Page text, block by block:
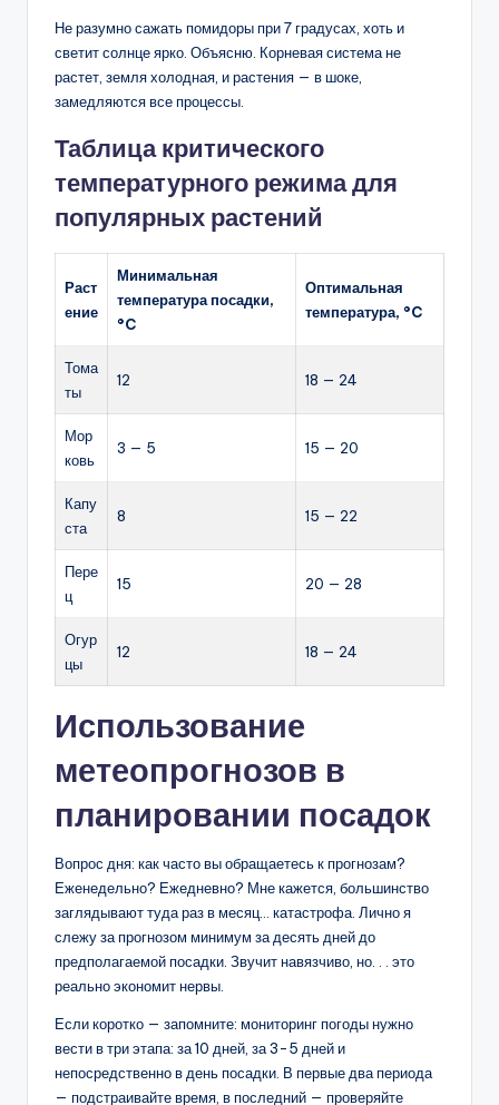
Не разумно сажать помидоры при 7 градусах, хоть и
светит солнце ярко. Объясню. Корневая система не
растет, земля холодная, и растения — в шоке,
замедляются все процессы.
Таблица критического
температурного режима для
популярных растений
Раст
ение
Минимальная
температура посадки,
°C
Оптимальная
температура, °C
Тома
ты
12 18 — 24
Мор
ковь
3 — 5 15 — 20
Капу
ста
8 15 — 22
Пере
ц
15 20 — 28
Огур
цы
12 18 — 24
Использование
метеопрогнозов в
планировании посадок
Вопрос дня: как часто вы обращаетесь к прогнозам?
Еженедельно? Ежедневно? Мне кажется, большинство
заглядывают туда раз в месяц… катастрофа. Лично я
слежу за прогнозом минимум за десять дней до
предполагаемой посадки. Звучит навязчиво, но. . . это
реально экономит нервы.
Если коротко — запомните: мониторинг погоды нужно
вести в три этапа: за 10 дней, за 3-5 дней и
непосредственно в день посадки. В первые два периода
— подстраивайте время, в последний — проверяйте